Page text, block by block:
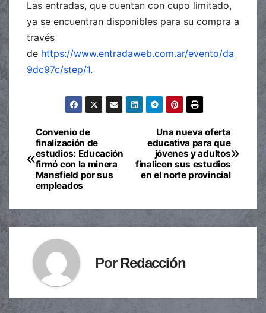
Las entradas, que cuentan con cupo limitado,
ya se encuentran disponibles para su compra a
través
de https://www.entradaweb.com.ar/evento/da
9dc97c/step/1.
Navegación
de
entradas
Una nueva oferta
educativa para que
jóvenes y adultos
finalicen sus estudios
en el norte provincial
Convenio de
finalización de
estudios: Educación
firmó con la minera
Mansfield por sus
empleados
PorRedacción